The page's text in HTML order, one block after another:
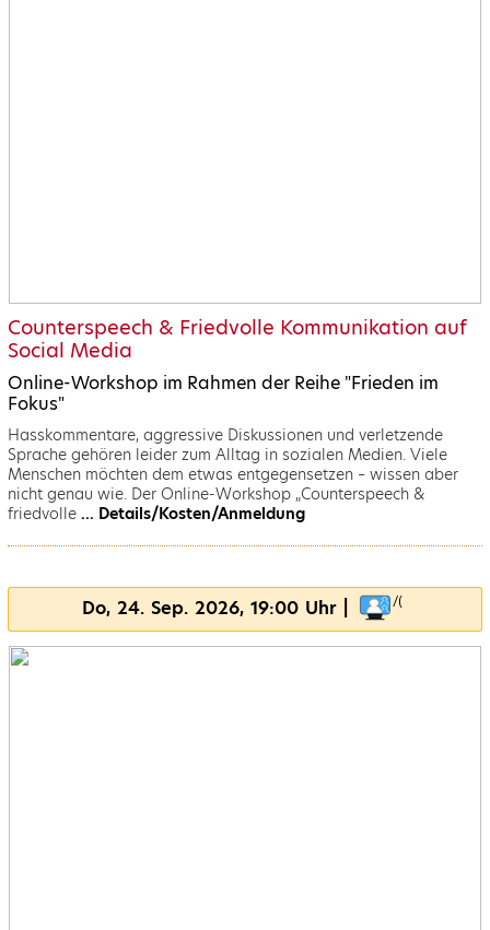
Counterspeech & Friedvolle Kommunikation auf
Social Media
Online-Workshop im Rahmen der Reihe "Frieden im
Fokus"
Hasskommentare, aggressive Diskussionen und verletzende
Sprache gehören leider zum Alltag in sozialen Medien. Viele
Menschen möchten dem etwas entgegensetzen – wissen aber
nicht genau wie. Der Online-Workshop „Counterspeech &
friedvolle... Details/Kosten/Anmeldung
Do, 24. Sep. 2026, 19:00 Uhr |